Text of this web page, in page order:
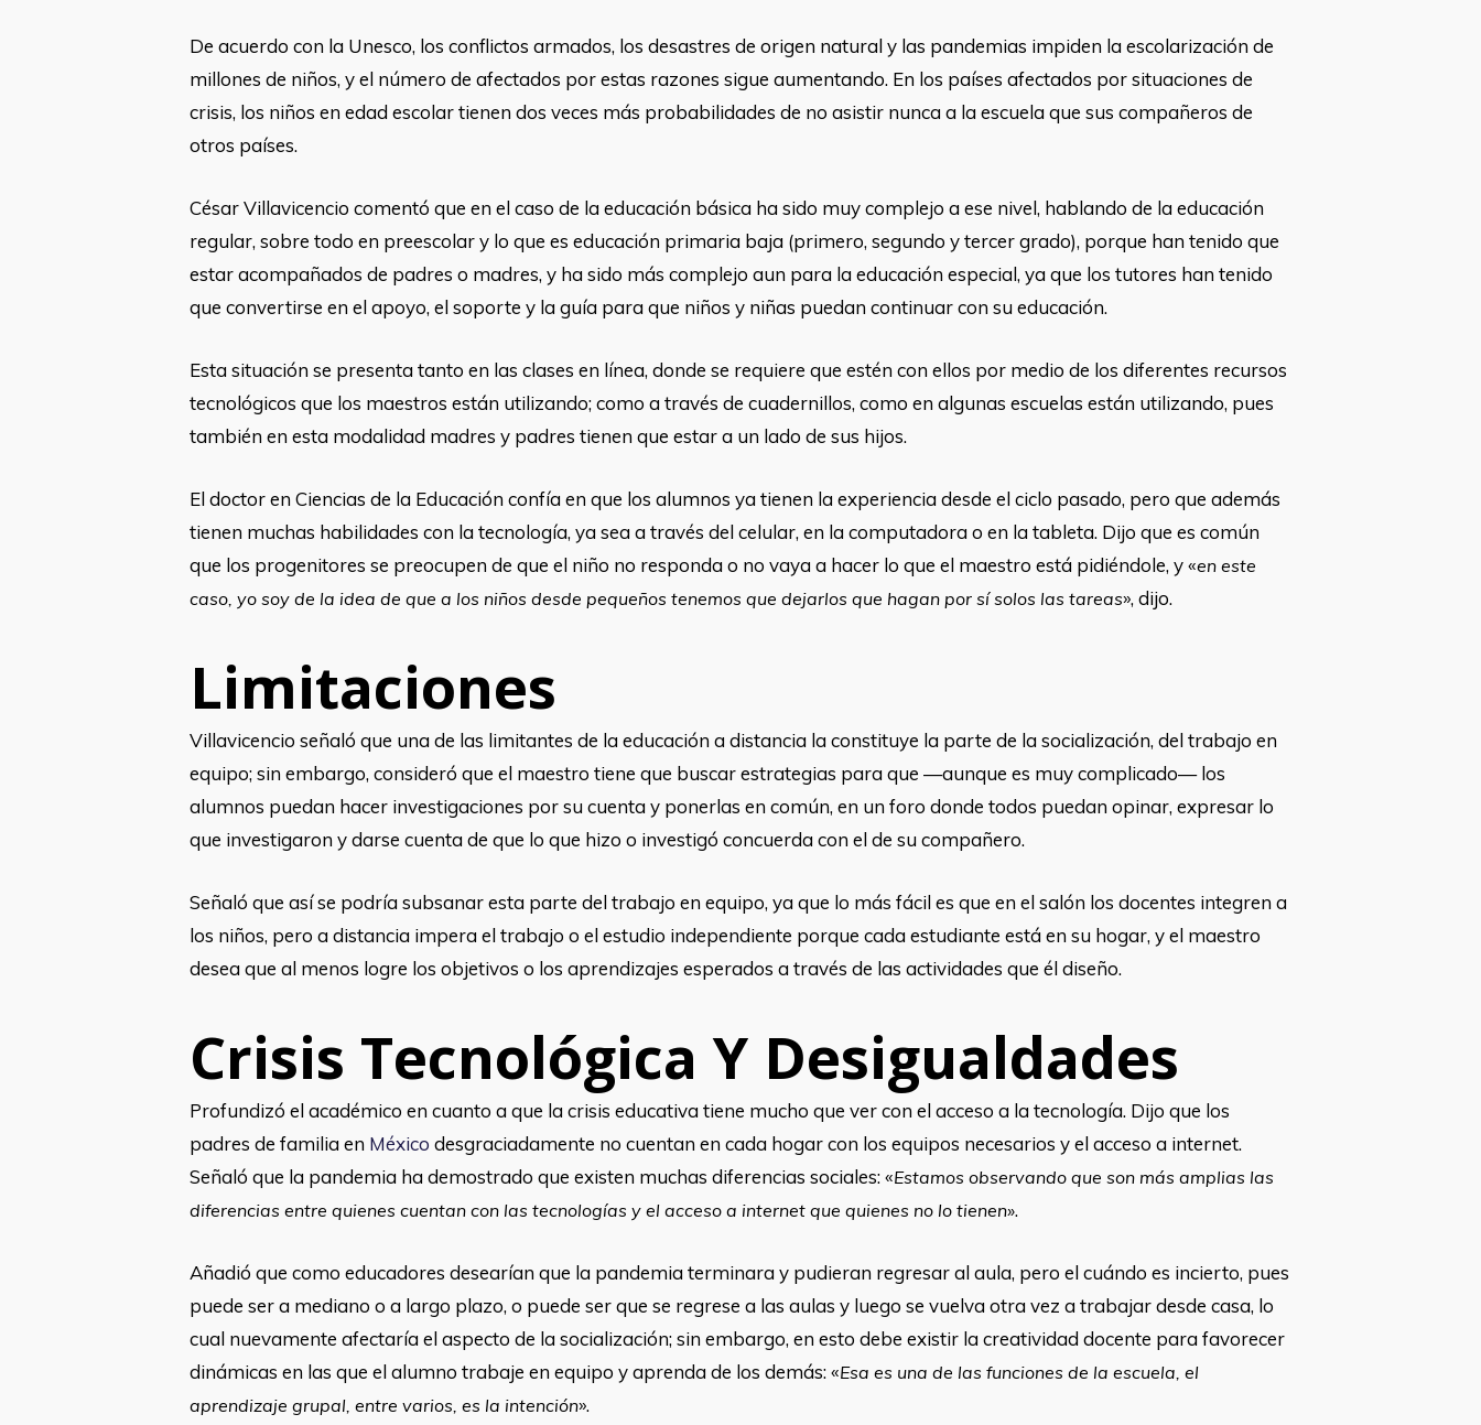
De acuerdo con la Unesco, los conflictos armados, los desastres de origen natural y las pandemias impiden la escolarización de
millones de niños, y el número de afectados por estas razones sigue aumentando. En los países afectados por situaciones de
crisis, los niños en edad escolar tienen dos veces más probabilidades de no asistir nunca a la escuela que sus compañeros de
otros países.
César Villavicencio comentó que en el caso de la educación básica ha sido muy complejo a ese nivel, hablando de la educación
regular, sobre todo en preescolar y lo que es educación primaria baja (primero, segundo y tercer grado), porque han tenido que
estar acompañados de padres o madres, y ha sido más complejo aun para la educación especial, ya que los tutores han tenido
que convertirse en el apoyo, el soporte y la guía para que niños y niñas puedan continuar con su educación.
Esta situación se presenta tanto en las clases en línea, donde se requiere que estén con ellos por medio de los diferentes recursos
tecnológicos que los maestros están utilizando; como a través de cuadernillos, como en algunas escuelas están utilizando, pues
también en esta modalidad madres y padres tienen que estar a un lado de sus hijos.
El doctor en Ciencias de la Educación confía en que los alumnos ya tienen la experiencia desde el ciclo pasado, pero que además
tienen muchas habilidades con la tecnología, ya sea a través del celular, en la computadora o en la tableta. Dijo que es común
que los progenitores se preocupen de que el niño no responda o no vaya a hacer lo que el maestro está pidiéndole, y «en este
caso, yo soy de la idea de que a los niños desde pequeños tenemos que dejarlos que hagan por sí solos las tareas», dijo.
Limitaciones
Villavicencio señaló que una de las limitantes de la educación a distancia la constituye la parte de la socialización, del trabajo en
equipo; sin embargo, consideró que el maestro tiene que buscar estrategias para que —aunque es muy complicado— los
alumnos puedan hacer investigaciones por su cuenta y ponerlas en común, en un foro donde todos puedan opinar, expresar lo
que investigaron y darse cuenta de que lo que hizo o investigó concuerda con el de su compañero.
Señaló que así se podría subsanar esta parte del trabajo en equipo, ya que lo más fácil es que en el salón los docentes integren a
los niños, pero a distancia impera el trabajo o el estudio independiente porque cada estudiante está en su hogar, y el maestro
desea que al menos logre los objetivos o los aprendizajes esperados a través de las actividades que él diseño.
Crisis Tecnológica Y Desigualdades
Profundizó el académico en cuanto a que la crisis educativa tiene mucho que ver con el acceso a la tecnología. Dijo que los
padres de familia en México desgraciadamente no cuentan en cada hogar con los equipos necesarios y el acceso a internet.
Señaló que la pandemia ha demostrado que existen muchas diferencias sociales: «Estamos observando que son más amplias las
diferencias entre quienes cuentan con las tecnologías y el acceso a internet que quienes no lo tienen».
Añadió que como educadores desearían que la pandemia terminara y pudieran regresar al aula, pero el cuándo es incierto, pues
puede ser a mediano o a largo plazo, o puede ser que se regrese a las aulas y luego se vuelva otra vez a trabajar desde casa, lo
cual nuevamente afectaría el aspecto de la socialización; sin embargo, en esto debe existir la creatividad docente para favorecer
dinámicas en las que el alumno trabaje en equipo y aprenda de los demás: «Esa es una de las funciones de la escuela, el
aprendizaje grupal, entre varios, es la intención».